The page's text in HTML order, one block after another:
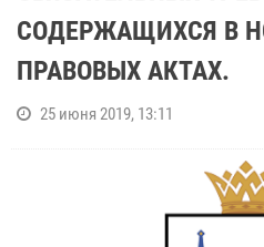
СОДЕРЖАЩИХСЯ В
ПРАВОВЫХ АКТАХ.
25 июня 2019, 13:11